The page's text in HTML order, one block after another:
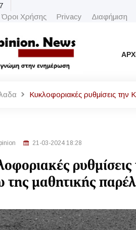
Όροι Χρήσης Privacy Διαφήμιση
Κυκλοφοριακές ρυθμίσεις
21-03-2024 18:28
της μαθητικής